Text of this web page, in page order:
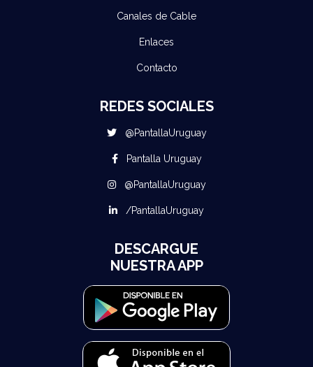
Canales de Cable
Enlaces
Contacto
REDES SOCIALES
@PantallaUruguay
Pantalla Uruguay
@PantallaUruguay
/PantallaUruguay
DESCARGUE
NUESTRA APP